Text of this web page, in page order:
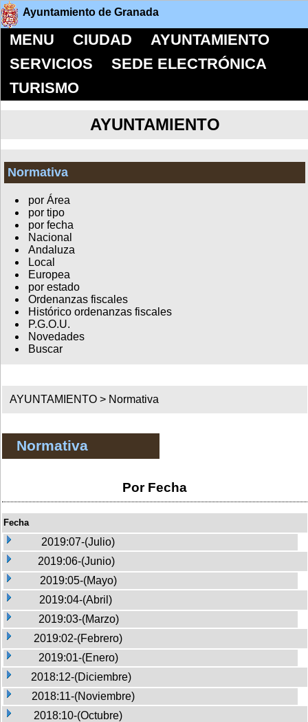
Ayuntamiento de Granada
MENU CIUDAD
AYUNTAMIENTO
SERVICIOS
SEDE ELECTRÓNICA
TURISMO
AYUNTAMIENTO
Normativa
por Área
por tipo
por fecha
Nacional
Andaluza
Local
Europea
por estado
Ordenanzas fiscales
Histórico ordenanzas fiscales
P.G.O.U.
Novedades
Buscar
AYUNTAMIENTO > Normativa
Normativa
Por Fecha
Fecha
2019:07-(Julio)
2019:06-(Junio)
2019:05-(Mayo)
2019:04-(Abril)
2019:03-(Marzo)
2019:02-(Febrero)
2019:01-(Enero)
2018:12-(Diciembre)
2018:11-(Noviembre)
2018:10-(Octubre)